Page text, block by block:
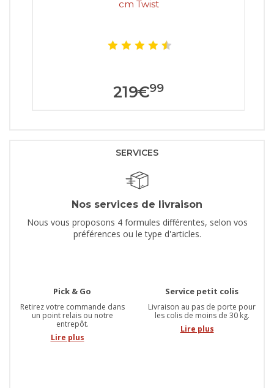
cm Twist
219€99
SERVICES
Nos services de livraison
Nous vous proposons 4 formules différentes, selon vos
préférences ou le type d'articles.
Pick & Go
Retirez votre commande dans
un point relais ou notre
entrepôt.
Lire plus
Service petit colis
Livraison au pas de porte pour
les colis de moins de 30 kg.
Lire plus